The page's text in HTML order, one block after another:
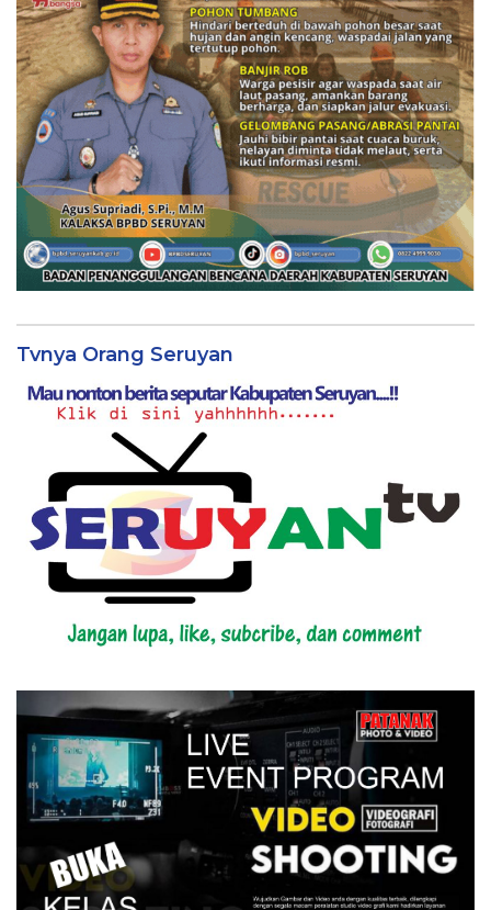
Tvnya Orang Seruyan